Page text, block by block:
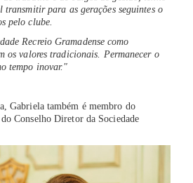
para as gerações seguintes o
pelo clube.
Recreio Gramadense como
os valores tradicionais. Permanecer o
tempo inovar."
Gabriela também é membro do
Conselho Diretor da Sociedade